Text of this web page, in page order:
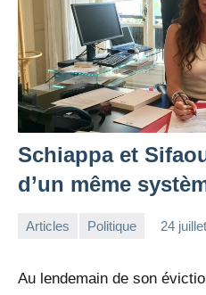
Schiappa et
d’un même
Articles Politique 24
Au lendemain de son